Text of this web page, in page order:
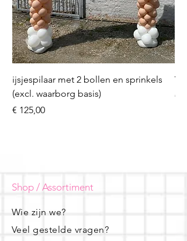
ijsjespilaar met 2 bollen en sprinkels
(excl. waarborg basis)
Prijs
€ 125,00
Prijs
€
Shop / Assortiment
Wie zijn we?
Veel gestelde vragen?